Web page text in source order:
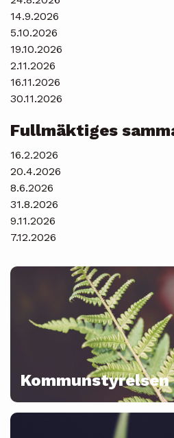
14.9.2026
5.10.2026
19.10.2026
2.11.2026
16.11.2026
30.11.2026
Fullmäktiges
16.2.2026
20.4.2026
8.6.2026
31.8.2026
9.11.2026
7.12.2026
Kommunstyrelsen